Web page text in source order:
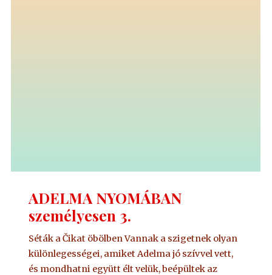
ADELMA NYOMÁBAN
személyesen 3.
Séták a Čikat öbölben Vannak a szigetnek olyan
különlegességei, amiket Adelma jó szívvel vett,
és mondhatni együtt élt velük, beépültek az